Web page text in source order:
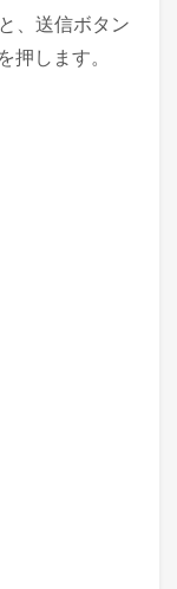
、送信ボタン
押します。